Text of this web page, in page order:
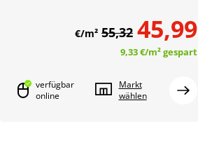
45,99
€/m² 55,32
9,33 €/m²gespart
verfügbar
online
Markt
wählen